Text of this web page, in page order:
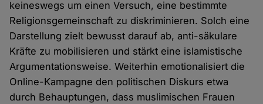
keineswegs um einen Versuch, eine bestimmte
Religionsgemeinschaft zu diskriminieren. Solch eine
Darstellung zielt bewusst darauf ab, anti-säkulare
Kräfte zu mobilisieren und stärkt eine islamistische
Argumentationsweise. Weiterhin emotionalisiert die
Online-Kampagne den politischen Diskurs etwa
durch Behauptungen, dass muslimischen Frauen